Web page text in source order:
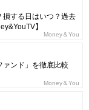
損する日はいつ？過去
】
Money＆You
ンド」を徹底比較
Money＆You